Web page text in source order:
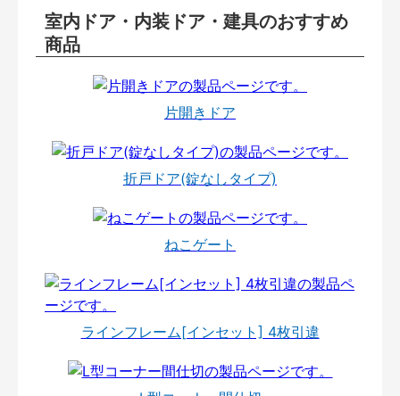
室内ドア・内装ドア・建具のおすすめ
商品
片開きドア
折戸ドア(錠なしタイプ)
ねこゲート
ラインフレーム[インセット] 4枚引違